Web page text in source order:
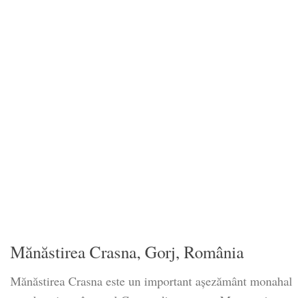
Mănăstirea Crasna, Gorj, România
Mănăstirea Crasna este un important așezământ monahal